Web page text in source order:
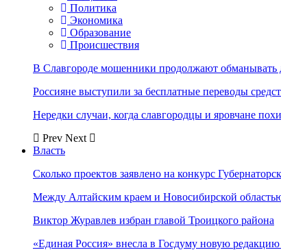
Политика
Экономика
Образование
Происшествия
В Славгороде мошенники продолжают обманывать
Россияне выступили за бесплатные переводы
Нередки случаи, когда славгородцы и яровчане
Prev Next
Власть
Сколько проектов заявлено на конкурс
Между Алтайским краем и Новосибирской
Виктор Журавлев избран главой Троицкого района
«Единая Россия» внесла в Госдуму новую редакцию